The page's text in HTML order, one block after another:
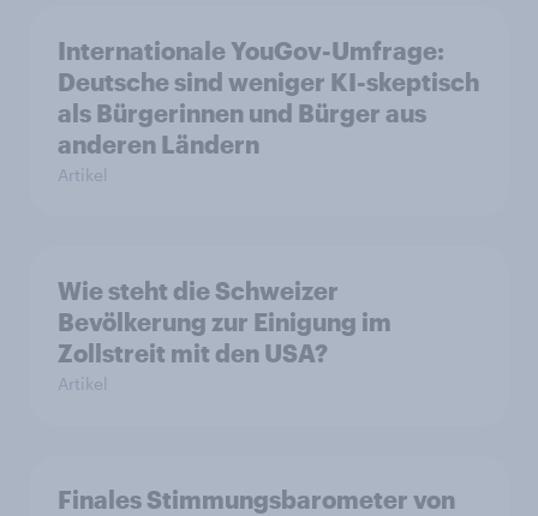
Internationale YouGov-Umfrage:
Deutsche sind weniger KI-skeptisch
als Bürgerinnen und Bürger aus
anderen Ländern
Artikel
Wie steht die Schweizer
Bevölkerung zur Einigung im
Zollstreit mit den USA?
Artikel
Finales Stimmungsbarometer von